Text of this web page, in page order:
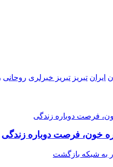
ایران تبریز تبریز خبرلری روحانی
خون، فرصت دوباره زندگی